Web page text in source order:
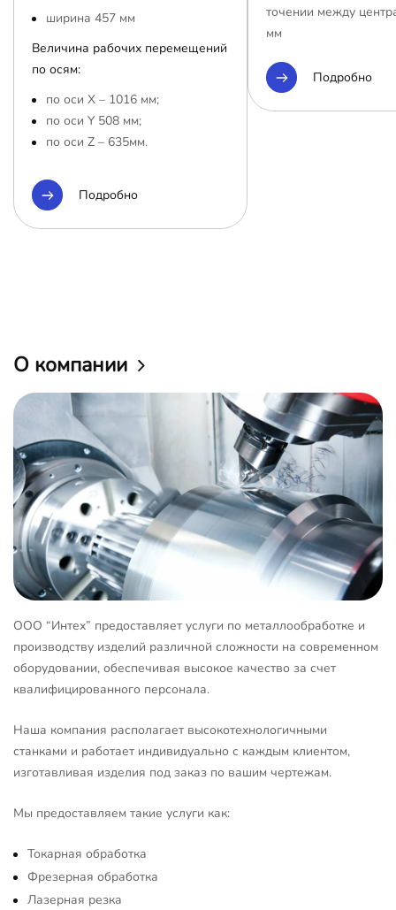
ширина 457 мм
Величина рабочих перемещений
по осям:
по оси Х – 1016 мм;
по оси Y 508 мм;
по оси Z – 635мм.
Подробно
точении между
мм
Подробно
О компании
ООО “Интех” предоставляет услуги по металлообработке и
производству изделий различной сложности на современном
оборудовании, обеспечивая высокое качество за счет
квалифицированного персонала.
Наша компания располагает высокотехнологичными
станками и работает индивидуально с каждым клиентом,
изготавливая изделия под заказ по вашим чертежам.
Мы предоставляем такие услуги как:
Токарная обработка
Фрезерная обработка
Лазерная резка